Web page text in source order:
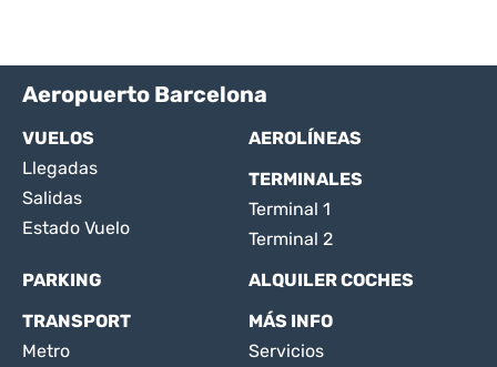
Aeropuerto Barcelona
VUELOS
Llegadas
Salidas
Estado Vuelo
AEROLÍNEAS
TERMINALES
Terminal 1
Terminal 2
PARKING
ALQUILER COCHES
TRANSPORT
Metro
MÁS INFO
Servicios